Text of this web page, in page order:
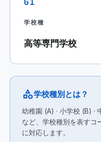
学校種
高等専門学校
category学校種別とは？
幼稚園 (A) · 小学校 (B) ·
など、学校種別を表すコ
に対応します。